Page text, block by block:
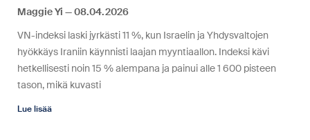
Maggie Yi
08.04.2026
VN-indeksi laski jyrkästi 11 %, kun Israelin ja Yhdysvaltojen
hyökkäys Iraniin käynnisti laajan myyntiaallon. Indeksi kävi
hetkellisesti noin 15 % alempana ja painui alle 1 600 pisteen
tason, mikä kuvasti
Lue lisää